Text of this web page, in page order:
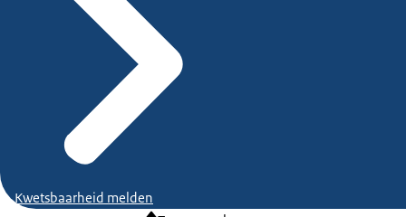
Kwetsbaarheid melden